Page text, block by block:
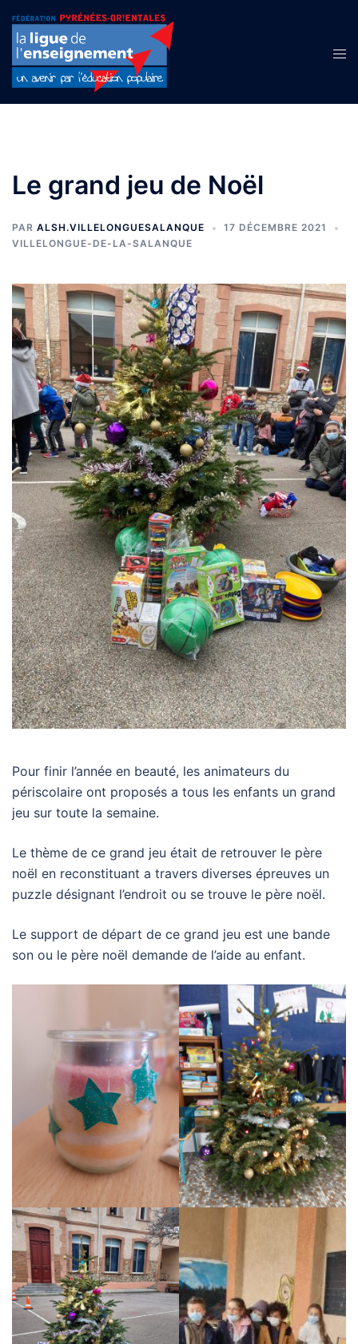
contenu
Le grand jeu de Noël
PAR ALSH.VILLELONGUESALANQUE
17 DÉCEMBRE 2021
VILLELONGUE-DE-LA-SALANQUE
Pour finir l’année en beauté, les animateurs du
périscolaire ont proposés a tous les enfants un grand
jeu sur toute la semaine.
Le thème de ce grand jeu était de retrouver le père
noël en reconstituant a travers diverses épreuves un
puzzle désignant l’endroit ou se trouve le père noël.
Le support de départ de ce grand jeu est une bande
son ou le père noël demande de l’aide au enfant.